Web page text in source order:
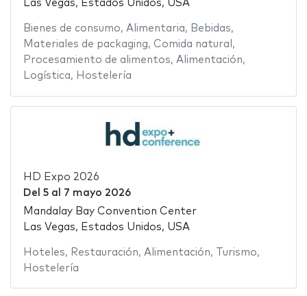
Las Vegas, Estados Unidos, USA
Bienes de consumo, Alimentaria, Bebidas,
Materiales de packaging, Comida natural ,
Procesamiento de alimentos, Alimentación,
Logística, Hostelería
HD Expo 2026
Del 5al 7 mayo 2026
Mandalay Bay Convention Center
Las Vegas, Estados Unidos, USA
Hoteles, Restauración, Alimentación, Turismo,
Hostelería